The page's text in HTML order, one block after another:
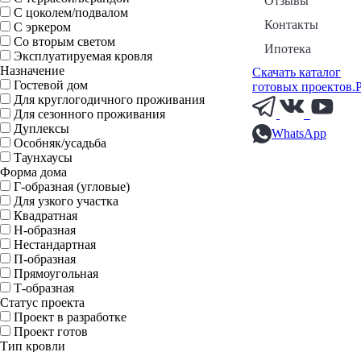
Контакты
Ипотека
Скачать каталог
готовых
WhatsApp
С цоколем/подвалом
С эркером
Со вторым светом
Эксплуатируемая кровля
Назначение
Гостевой дом
Для круглогодичного проживания
Для сезонного проживания
Дуплексы
Особняк/усадьба
Таунхаусы
Форма дома
Г-образная (угловые)
Для узкого участка
Квадратная
Н-образная
Нестандартная
П-образная
Прямоугольная
Т-образная
Статус проекта
Проект в разработке
Проект готов
Тип кровли